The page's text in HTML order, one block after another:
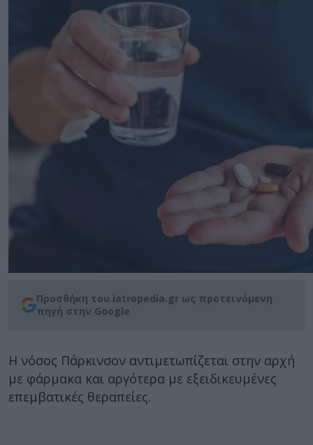
Προσθήκη του iatropedia.gr ως προτεινόμενη
πηγή στην Google
Η νόσος Πάρκινσον αντιμετωπίζεται στην αρχή
με φάρμακα και αργότερα με εξειδικευμένες
επεμβατικές θεραπείες.